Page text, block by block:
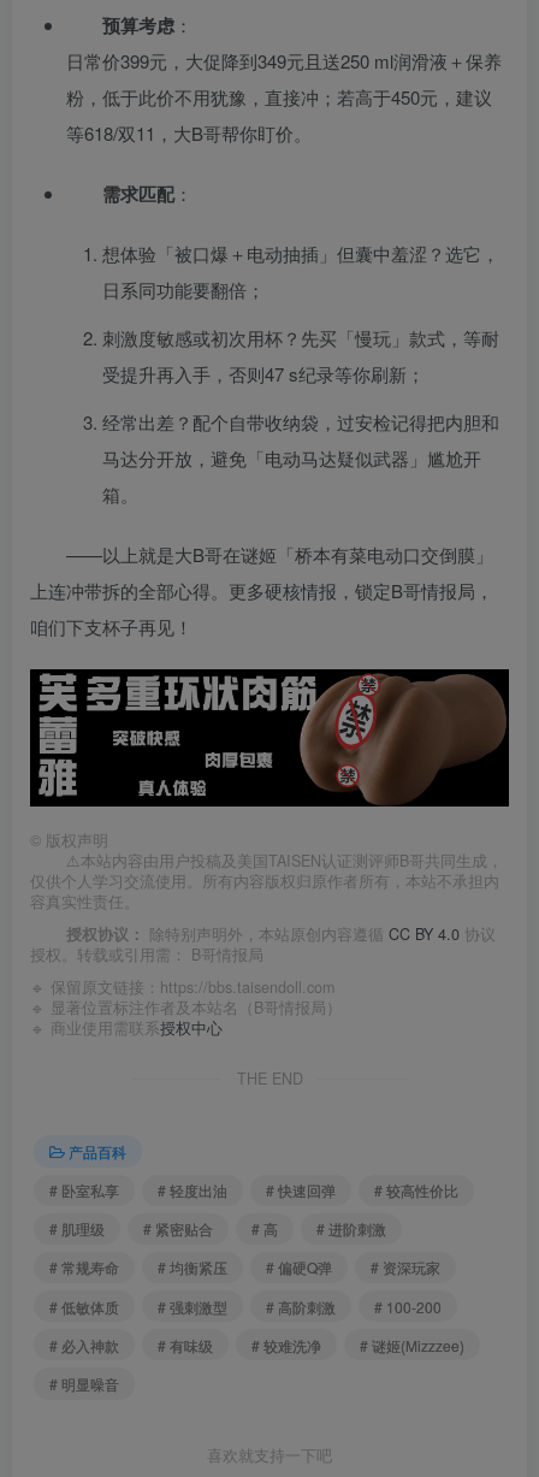
预算考虑 ：
日常价399元，大促降到349元且送250 ml润滑液＋保养
粉，低于此价不用犹豫，直接冲；若高于450元，建议
等618/双11，大B哥帮你盯价。
需求匹配：
想体验「被口爆＋电动抽插」但囊中羞涩？选它，
日系同功能要翻倍；
刺激度敏感或初次用杯？先买「慢玩」款式，等耐
受提升再入手，否则47 s纪录等你刷新；
经常出差？配个自带收纳袋，过安检记得把内胆和
马达分开放，避免「电动马达疑似武器」尴尬开
箱。
——以上就是大B哥在谜姬「桥本有菜电动口交倒膜」
上连冲带拆的全部心得。更多硬核情报，锁定B哥情报局，
咱们下支杯子再见！
© 版权声明
⚠️本站内容由用户投稿及美国TAISEN认证测评师B哥共同生成，
仅供个人学习交流使用。所有内容版权归原作者所有，本站不承担内
容真实性责任。
授权协议： 除特别声明外，本站原创内容遵循 CC BY 4.0 协议
授权。转载或引用需： B哥情报局
🔹 保留原文链接： https://bbs.taisendoll.com
🔹 显著位置标注作者及本站名（B哥情报局）
🔹 商业使用需联系授权中心
THE END
产品百科
# 卧室私享
# 轻度出油 # 快速回弹
# 较高性价比
# 肌理级
# 紧密贴合 # 高
# 进阶刺激
# 常规寿命
# 均衡紧压 # 偏硬Q弹
# 资深玩家
# 低敏体质
# 强刺激型 # 高阶刺激
# 100-200
# 必入神款
# 有味级 # 较难洗净
# 谜姬(Mizzzee)
# 明显噪音
喜欢就支持一下吧